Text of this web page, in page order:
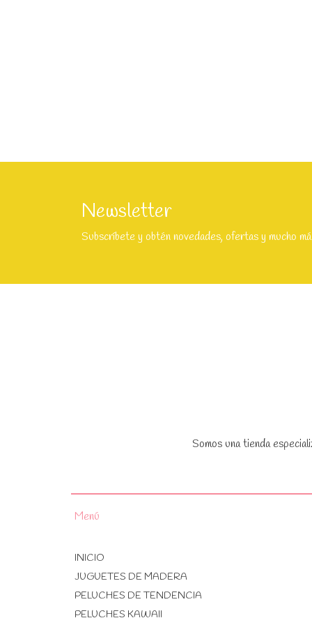
Newsletter
Subscríbete y obtén novedades, ofertas y mucho
Somos una tienda
Menú
INICIO
JUGUETES DE MADERA
PELUCHES DE TENDENCIA
PELUCHES KAWAII